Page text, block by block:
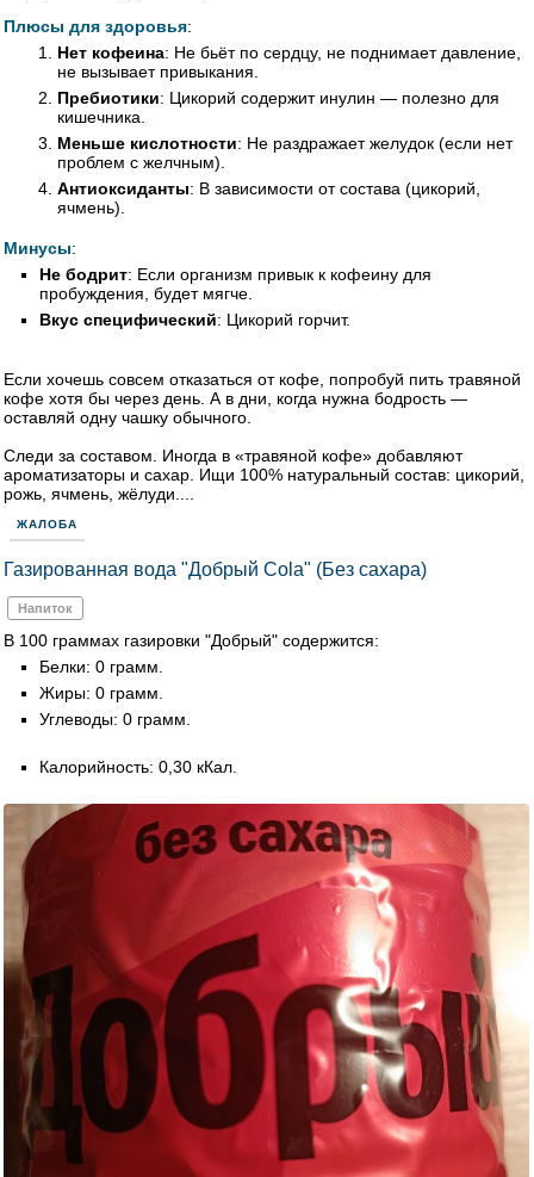
Плюсы для здоровья:
Нет кофеина: Не бьёт по сердцу, не поднимает давление,
не вызывает привыкания.
Пребиотики: Цикорий содержит инулин — полезно для
кишечника.
Меньше кислотности: Не раздражает желудок (если нет
проблем с желчным).
Антиоксиданты: В зависимости от состава (цикорий,
ячмень).
Минусы:
Не бодрит: Если организм привык к кофеину для
пробуждения, будет мягче.
Вкус специфический: Цикорий горчит.
Если хочешь совсем отказаться от кофе, попробуй пить травяной
кофе хотя бы через день. А в дни, когда нужна бодрость —
оставляй одну чашку обычного.
Следи за составом. Иногда в «травяной кофе» добавляют
ароматизаторы и сахар. Ищи 100% натуральный состав: цикорий,
рожь, ячмень, жёлуди....
ЖАЛОБА
Газированная вода "Добрый Cola" (Без сахара)
Напиток
В 100 граммах газировки "Добрый" содержится:
Белки: 0 грамм.
Жиры: 0 грамм.
Углеводы: 0 грамм.
Калорийность: 0,30 кКал.